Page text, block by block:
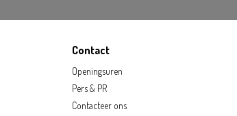
Contact
Openingsuren
Pers & PR
Contacteer ons